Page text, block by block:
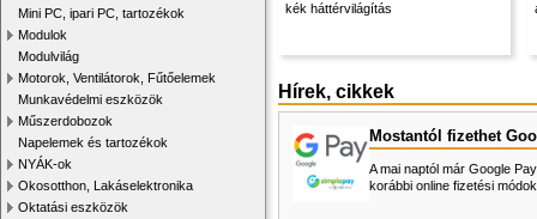
Mini PC, ipari PC, tartozékok
Modulok
Modulvilág
Motorok, Ventilátorok, Fűtőelemek
Munkavédelmi eszközök
Műszerdobozok
Napelemek és tartozékok
NYÁK-ok
Okosotthon, Lakáselektronika
Oktatási eszközök
kék háttérvilágítás
Hírek, cikkek
Mostantól fizethet
A mai naptól már Google
korábbi online fizetési